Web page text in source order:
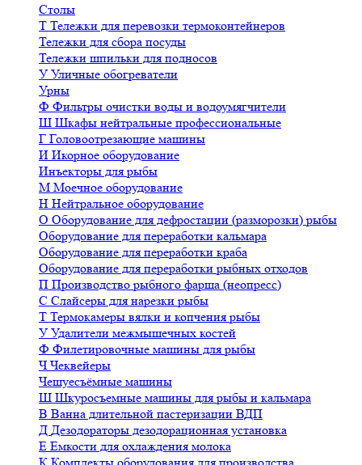
Столы
Т Тележки для перевозки термоконтейнеров
Тележки для сбора посуды
Тележки шпильки для подносов
У Уличные обогреватели
Урны
Ф Фильтры очистки воды и водоумягчители
Ш Шкафы нейтральные профессиональные
Г Головоотрезающие машины
И Икорное оборудование
Инъекторы для рыбы
М Моечное оборудование
Н Нейтральное оборудование
О Оборудование для дефростации (разморозки) рыбы
Оборудование для переработки кальмара
Оборудование для переработки краба
Оборудование для переработки рыбных отходов
П Производство рыбного фарша (неопресс)
С Слайсеры для нарезки рыбы
Т Термокамеры вялки и копчения рыбы
У Удалители межмышечных костей
Ф Филетировочные машины для рыбы
ЧЧеквейеры
Чешуесъёмные машины
Ш Шкуросъемные машины для рыбы и кальмара
В Ванна длительной пастеризации ВДП
Д Дезодораторы дезодорационная установка
Е Емкости для охлаждения молока